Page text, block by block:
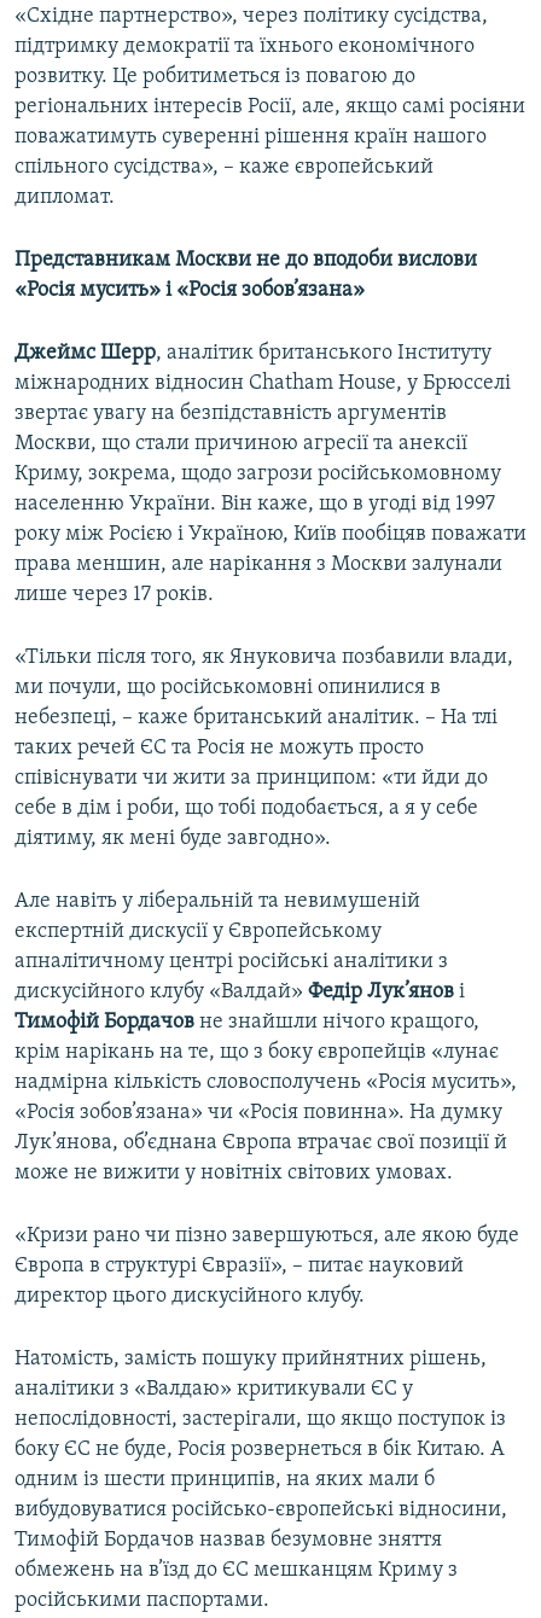
«Східне партнерство», через політику сусідства,
підтримку демократії та їхнього економічного
розвитку. Це робитиметься із повагою до
регіональних інтересів Росії, але, якщо самі росіяни
поважатимуть суверенні рішення країн нашого
спільного сусідства», – каже європейський
дипломат.
Представникам Москви не до вподоби вислови
«Росія мусить» і «Росія зобов’язана»
Джеймс Шерр, аналітик британського Інституту
міжнародних відносин Chatham House, у Брюсселі
звертає увагу на безпідставність аргументів
Москви, що стали причиною агресії та анексії
Криму, зокрема, щодо загрози російськомовному
населенню України. Він каже, що в угоді від 1997
року між Росією і Україною, Київ пообіцяв поважати
права меншин, але нарікання з Москви залунали
лише через 17 років.
«Тільки після того, як Януковича позбавили влади,
ми почули, що російськомовні опинилися в
небезпеці, – каже британський аналітик. – На тлі
таких речей ЄС та Росія не можуть просто
співіснувати чи жити за принципом: «ти йди до
себе в дім і роби, що тобі подобається, а я у себе
діятиму, як мені буде завгодно».
Але навіть у ліберальній та невимушеній
експертній дискусії у Європейському
апналітичному центрі російські аналітики з
дискусійного клубу «Валдай» Федір Лук’янов і
Тимофій Бордачов не знайшли нічого кращого,
крім нарікань на те, що з боку європейців «лунає
надмірна кількість словосполучень «Росія мусить»,
«Росія зобов’язана» чи «Росія повинна». На думку
Лук’янова, об’єднана Європа втрачає свої позиції й
може не вижити у новітніх світових умовах.
«Кризи рано чи пізно завершуються, але якою буде
Європа в структурі Євразії», – питає науковий
директор цього дискусійного клубу.
Натомість, замість пошуку прийнятних рішень,
аналітики з «Валдаю» критикували ЄС у
непослідовності, застерігали, що якщо поступок із
боку ЄС не буде, Росія розвернеться в бік Китаю. А
одним із шести принципів, на яких мали б
вибудовуватися російсько-європейські відносини,
Тимофій Бордачов назвав безумовне зняття
обмежень на в’їзд до ЄС мешканцям Криму з
російськими паспортами.